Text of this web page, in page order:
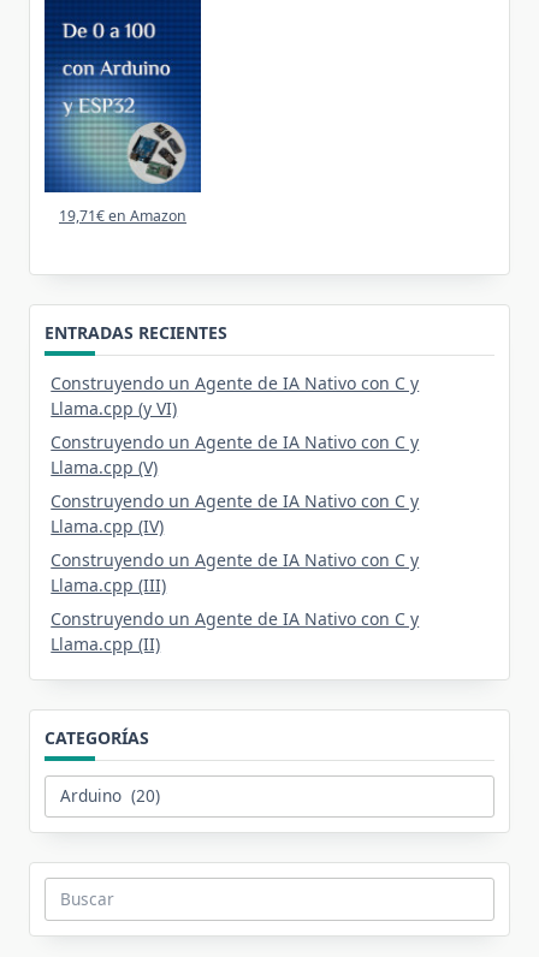
19,71€ en Amazon
ENTRADAS RECIENTES
Construyendo un Agente de IA Nativo con C y
Llama.cpp (y VI)
Construyendo un Agente de IA Nativo con C y
Llama.cpp (V)
Construyendo un Agente de IA Nativo con C y
Llama.cpp (IV)
Construyendo un Agente de IA Nativo con C y
Llama.cpp (III)
Construyendo un Agente de IA Nativo con C y
Llama.cpp (II)
CATEGORÍAS
Categorías
Buscar: